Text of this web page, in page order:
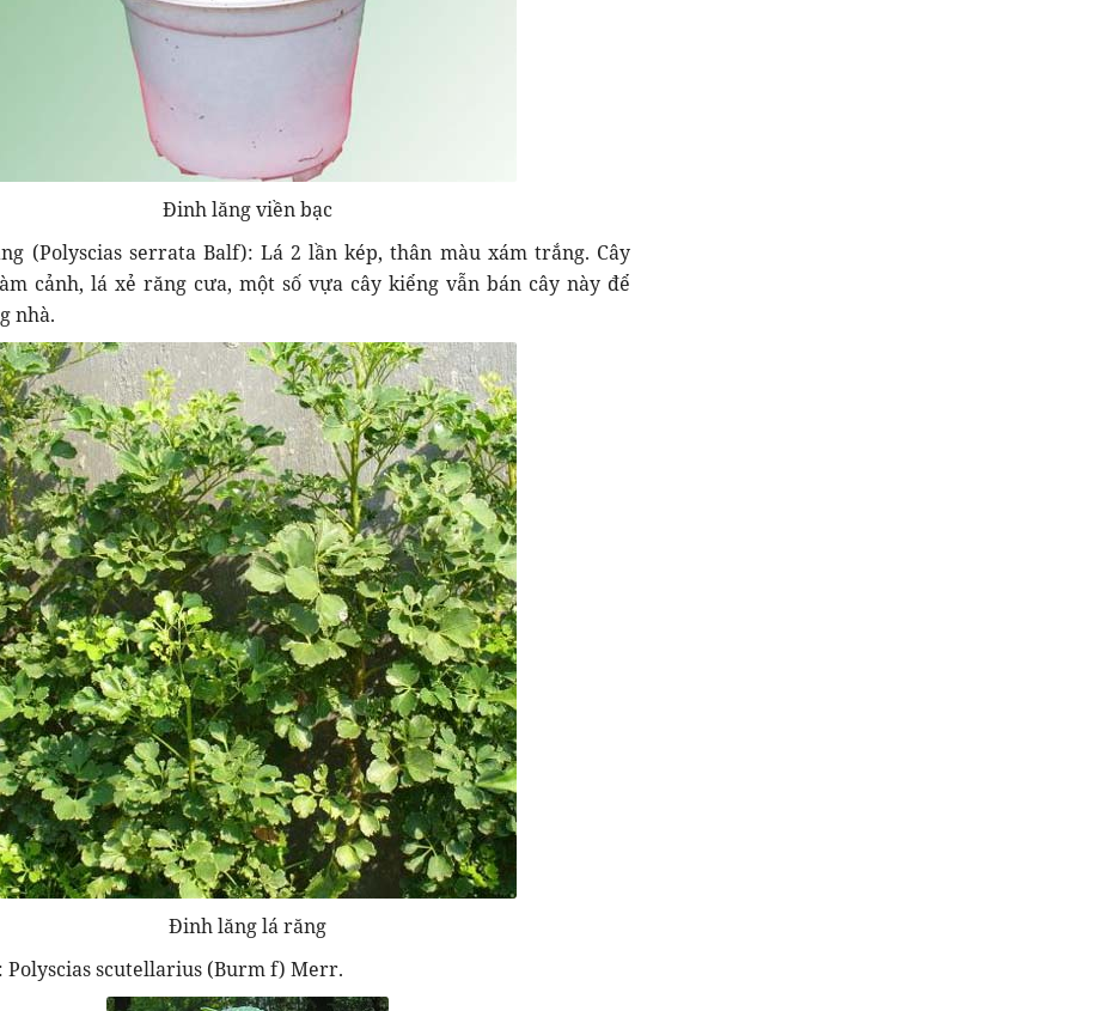
Đinh lăng viền bạc
(Polyscias serrata Balf): Lá 2 lần kép, thân màu xám trắng. Cây
cảnh, lá xẻ răng cưa, một số vựa cây kiểng vẫn bán cây này để
nhà.
Đinh lăng lá răng
Polyscias scutellarius (Burm f) Merr.